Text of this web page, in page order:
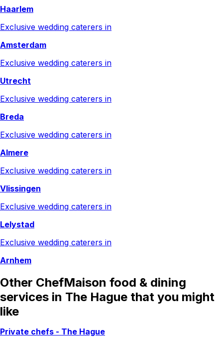
Haarlem
Exclusive wedding caterers in
Amsterdam
Exclusive wedding caterers in
Utrecht
Exclusive wedding caterers in
Breda
Exclusive wedding caterers in
Almere
Exclusive wedding caterers in
Vlissingen
Exclusive wedding caterers in
Lelystad
Exclusive wedding caterers in
Arnhem
Other ChefMaison food & dining
services in The Hague that you might
like
Private chefs - The Hague